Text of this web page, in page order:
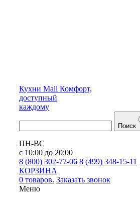
Кухни Mall Комфорт,
доступный
каждому
Поиск
ПН-ВС
с 10:00 до 20:00
8 (800) 302-77-06 8 (499) 348-15-11
КОРЗИНА
0 товаров. Заказать звонок
Меню